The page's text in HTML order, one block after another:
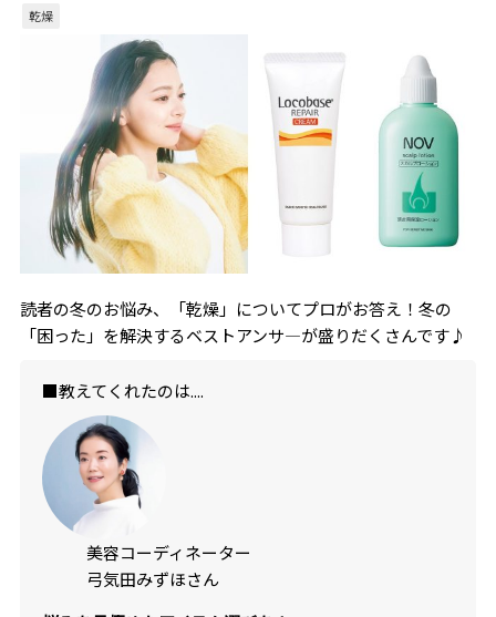
乾燥
読者の冬のお悩み、「乾燥」についてプロがお答え！冬の
「困った」を解決するベストアンサ―が盛りだくさんです♪
■教えてくれたのは....
美容コーディネーター
弓気田みずほさん